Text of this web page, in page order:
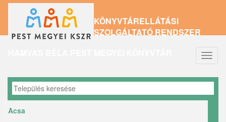
tartalomra
KÖNYVTÁRELLÁTÁSI
SZOLGÁLTATÓ RENDSZER
Acsa